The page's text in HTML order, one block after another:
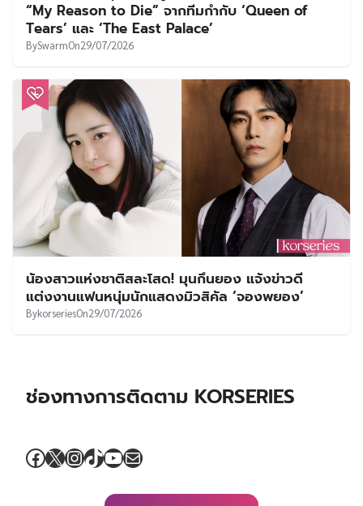
“My Reason to Die” จากทีมกำกับ ‘Queen of
Tears’ และ ‘The East Palace’
BySwarmOn29/07/2026
น้องสาวแห่งชาติสละโสด! มุนกึนยอง แจ้งข่าวดี
แต่งงานแฟนหนุ่มนักแสดงมิวสิคัล ‘จองพยอง’
BykorseriesOn29/07/2026
ช่องทางการติดตาม KORSERIES
Facebook
X Instagram
TikTok
YouTube
Mail